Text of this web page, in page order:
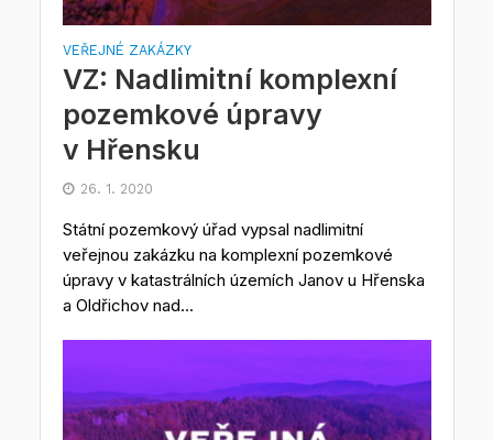
VEŘEJNÉ ZAKÁZKY
VZ: Nadlimitní komplexní
pozemkové úpravy
v Hřensku
26. 1. 2020
Státní pozemkový úřad vypsal nadlimitní
veřejnou zakázku na komplexní pozemkové
úpravy v katastrálních územích Janov u Hřenska
a Oldřichov nad...